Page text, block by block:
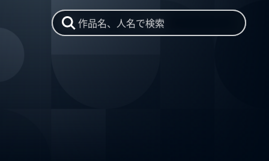
作品名、人名で検索